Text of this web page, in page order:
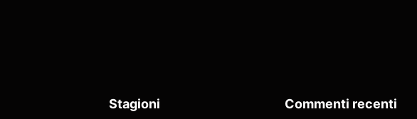
Stagioni Commenti recenti